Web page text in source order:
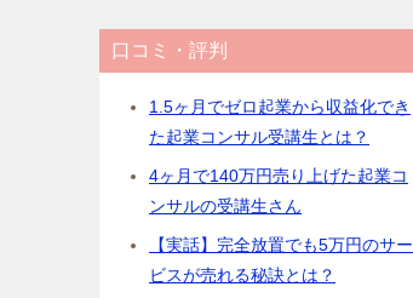
口コミ・評判
1.5ヶ月でゼロ起業から収益化でき
た起業コンサル受講生とは？
4ヶ月で140万円売り上げた起業コ
ンサルの受講生さん
【実話】完全放置でも5万円のサー
ビスが売れる秘訣とは？